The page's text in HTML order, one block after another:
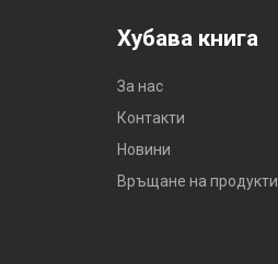
Хубава книга
За нас
Контакти
Новини
Връщане на продукти